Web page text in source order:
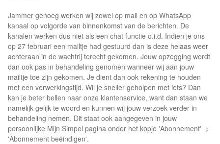
Jammer genoeg werken wij zowel op mail en op WhatsApp
kanaal op volgorde van binnenkomst van de berichten. De
kanalen werken dus niet als een chat functie o.i.d. Indien je ons
op 27 februari een mailtje had gestuurd dan is deze helaas weer
achteraan in de wachtrij terecht gekomen. Jouw opzegging wordt
dan ook pas in behandeling genomen wanneer wij aan jouw
mailtje toe zijn gekomen. Je dient dan ook rekening te houden
met een verwerkingstijd. Wil je sneller geholpen met iets? Dan
kan je beter bellen naar onze klantenservice, want dan staan we
namelijk gelijk te woord en kunnen wij jouw verzoek verder in
behandeling nemen. Dit staat ook aangegeven in jouw
persoonlijke Mijn Simpel pagina onder het kopje 'Abonnement' >
'Abonnement beëindigen'.